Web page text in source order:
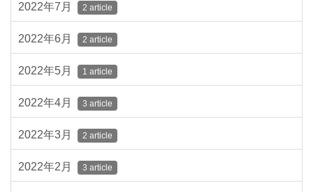
2022年7月 2 article
2022年6月 2 article
2022年5月 1 article
2022年4月 3 article
2022年3月 2 article
2022年2月 3 article